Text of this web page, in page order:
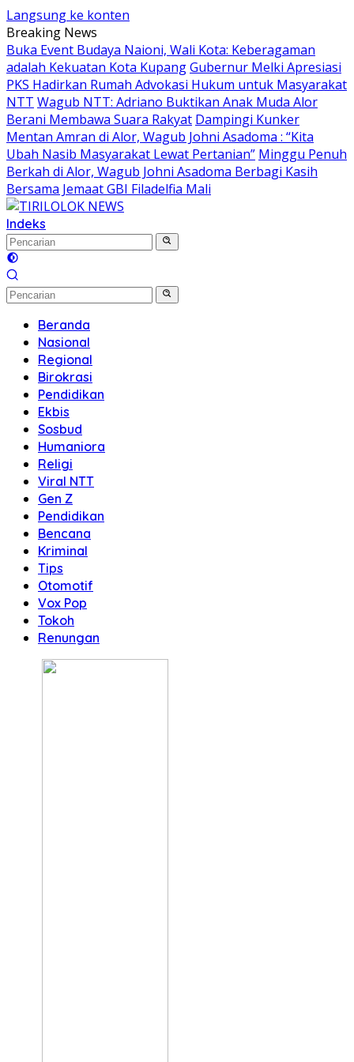
Langsung ke konten
Breaking News
Buka Event Budaya Naioni, Wali Kota: Keberagaman
adalah Kekuatan Kota KupangGubernur Melki Apresiasi
PKS Hadirkan Rumah Advokasi Hukum untuk Masyarakat
NTT Wagub NTT: Adriano Buktikan Anak Muda Alor
Berani Membawa Suara Rakyat Dampingi Kunker
Mentan Amran di Alor, Wagub Johni Asadoma : “Kita
Ubah Nasib Masyarakat Lewat Pertanian” Minggu Penuh
Berkah di Alor, Wagub Johni Asadoma Berbagi Kasih
Bersama Jemaat GBI Filadelfia Mali
Indeks
Beranda
Nasional
Regional
Birokrasi
Pendidikan
Ekbis
Sosbud
Humaniora
Religi
Viral NTT
Gen Z
Pendidikan
Bencana
Kriminal
Tips
Otomotif
Vox Pop
Tokoh
Renungan